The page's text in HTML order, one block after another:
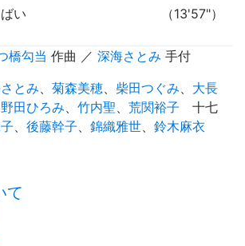
（13'57"）
い
橋勾当 作曲 ／ 深海さとみ 手付
とみ、 菊森美穂、 柴田つぐみ、 大長
野田ひろみ、 竹内聖、 荒関裕子
十七
、 後藤幹子、 錦織雅世、 鈴木麻衣
て